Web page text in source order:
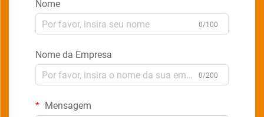
Nome
0/100
Nome da Empresa
0/200
Mensagem